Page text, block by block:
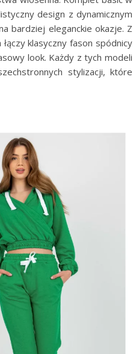
design z dynamicznym
bardziej eleganckie okazje. Z
klasyczny fason spódnicy
look. Każdy z tych modeli
stylizacji, które